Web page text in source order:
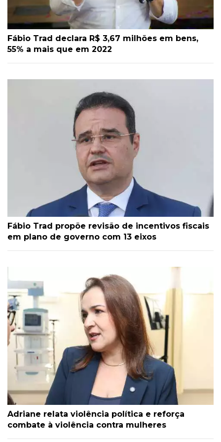
Fábio Trad declara R$ 3,67 milhões em bens,
55% a mais que em 2022
Fábio Trad propõe revisão de incentivos fiscais
em plano de governo com 13 eixos
Adriane relata violência política e reforça
combate à violência contra mulheres